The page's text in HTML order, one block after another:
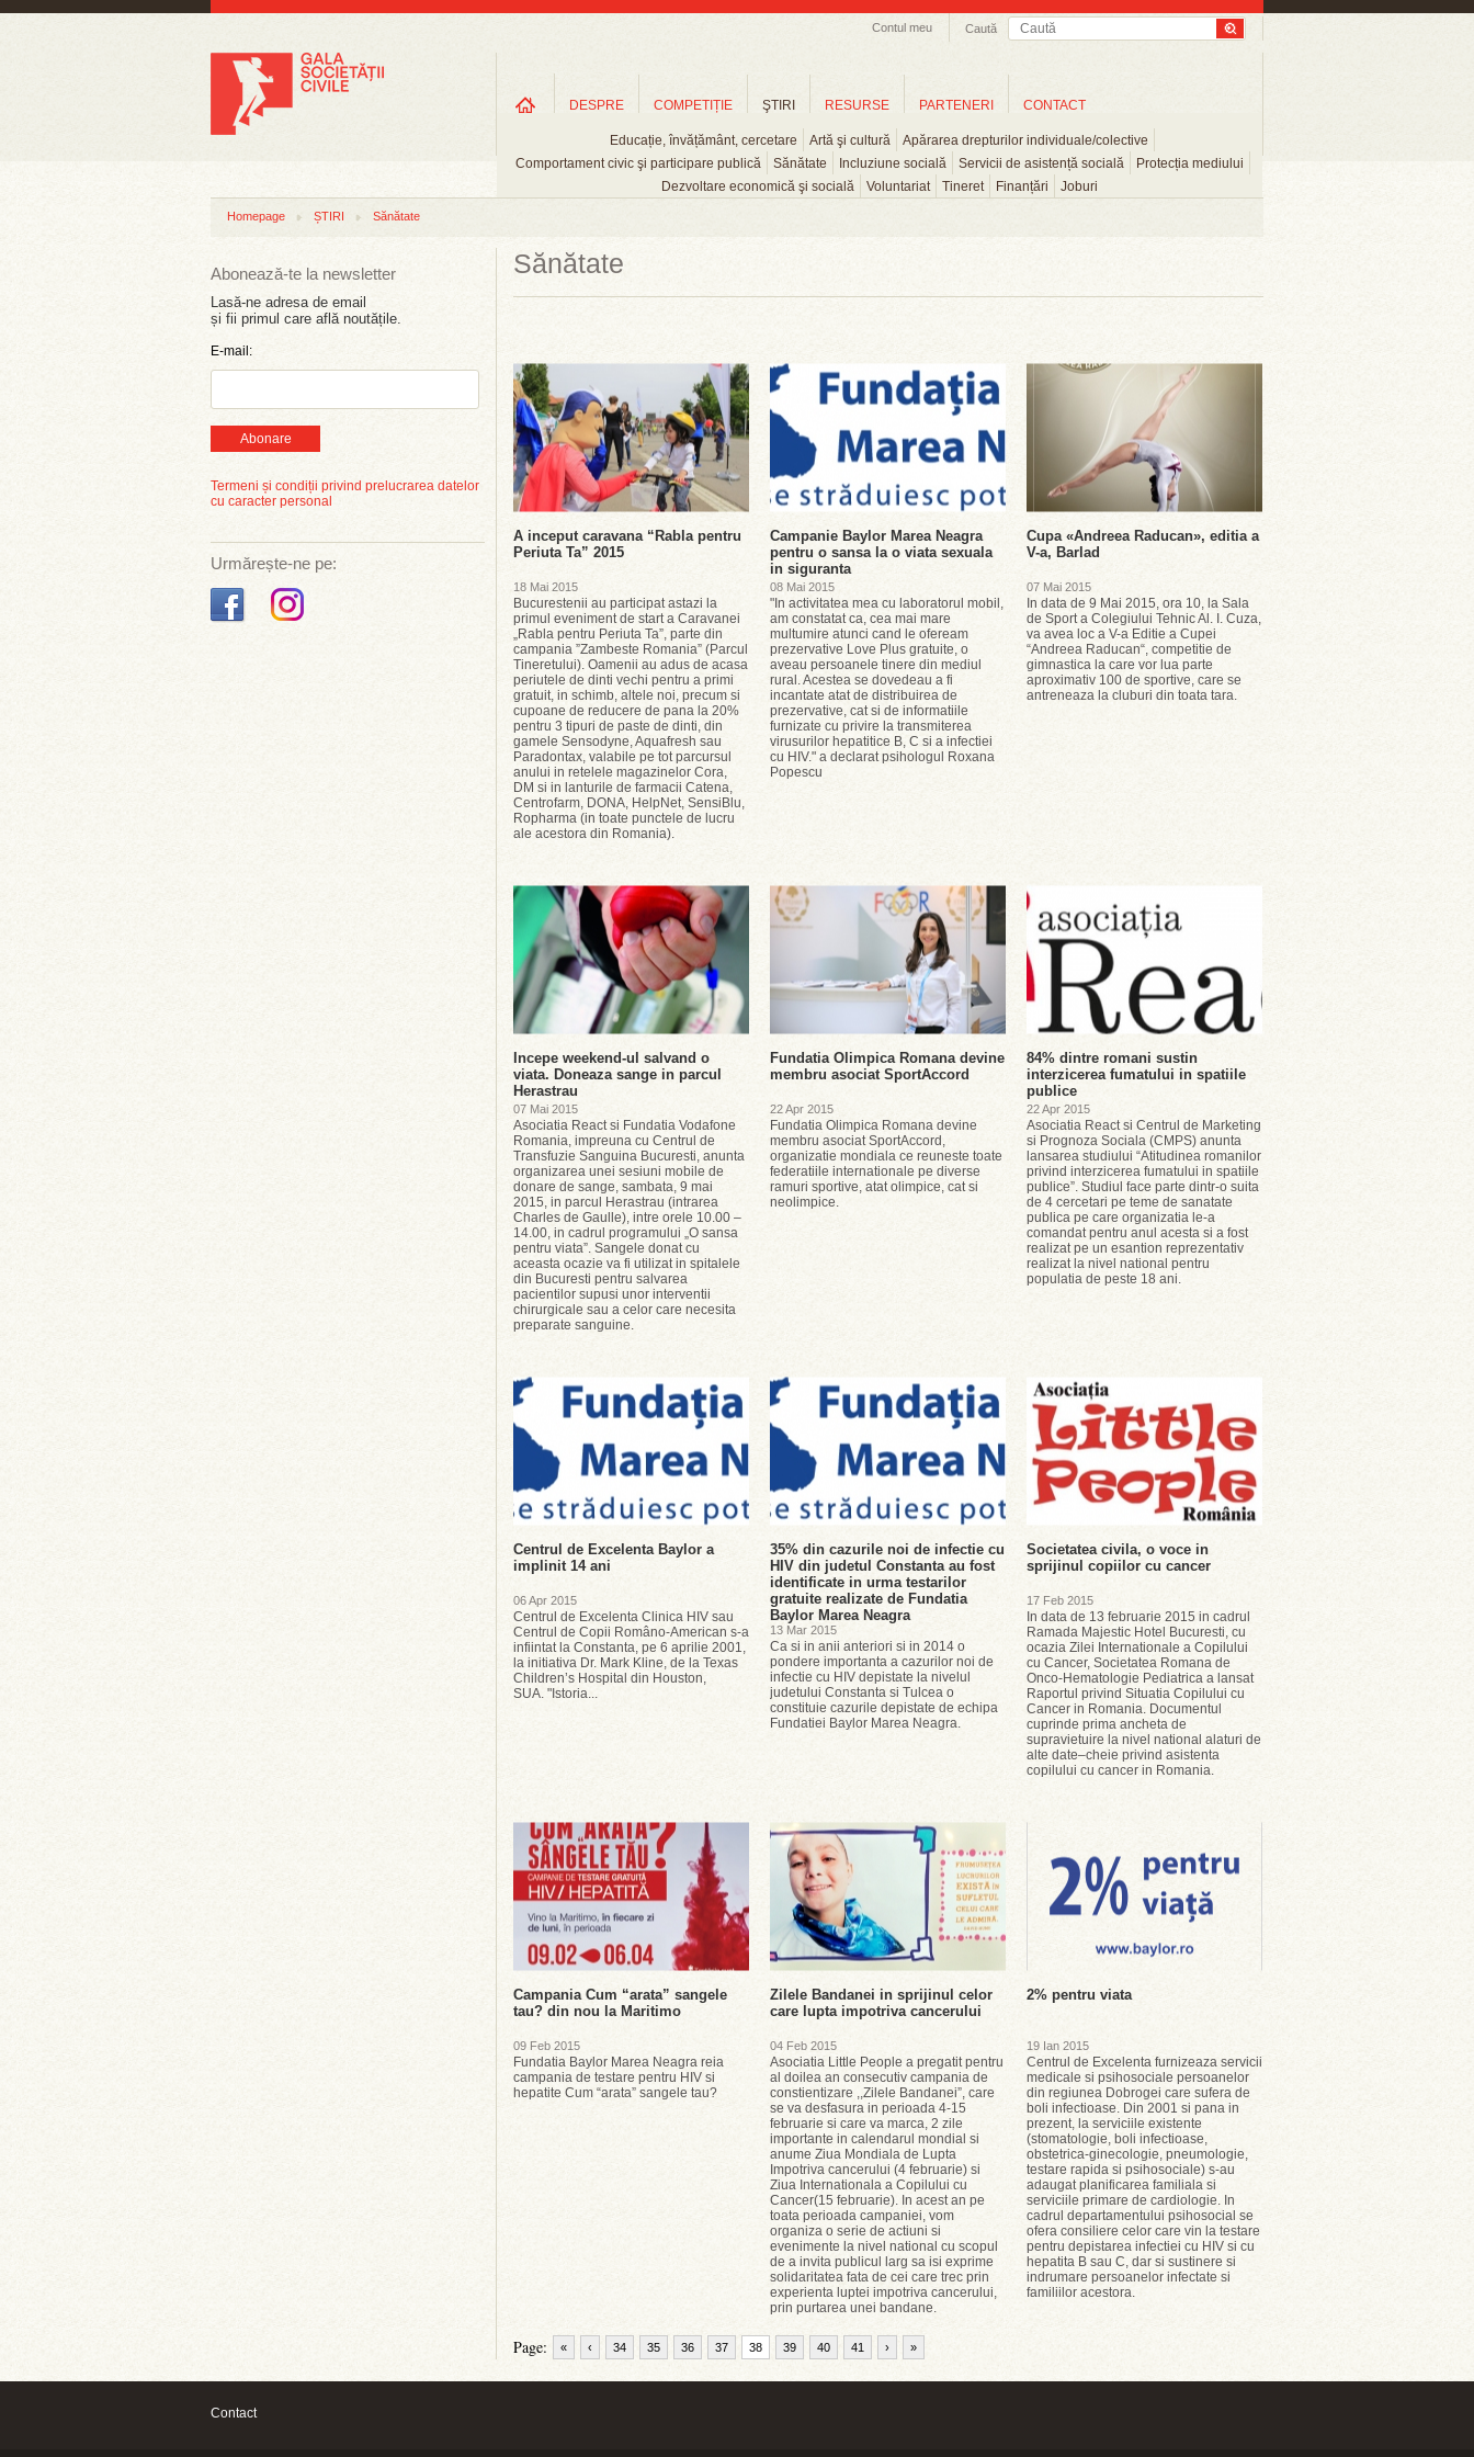
Caută
Contul meu
DESPRE COMPETIȚIE ŞTIRI
Educație, învățământ, cercetare Artă şi cultură
Apărarea drepturilor individuale/colective
Comportament civic şi participare publică
Sănătate Incluziune socială Servicii de asistență socială
Protecția mediului
Dezvoltare economică şi socială
Voluntariat Tineret Finanțări Joburi
RESURSE PARTENERI CONTACT
Homepage ȘTIRI Sănătate
Abonează-te la newsletter
Lasă-ne adresa de email
și fii primul care află noutățile.
E-mail:
Abonare
Termeni și condiții privind prelucrarea datelor
cu caracter personal
Urmărește-ne pe:
Sănătate
A inceput caravana “Rabla pentru
Periuta Ta” 2015
18 Mai 2015
Bucurestenii au participat astazi la
primul eveniment de start a Caravanei
„Rabla pentru Periuta Ta”, parte din
campania ”Zambeste Romania” (Parcul
Tineretului). Oamenii au adus de acasa
periutele de dinti vechi pentru a primi
gratuit, in schimb, altele noi, precum si
cupoane de reducere de pana la 20%
pentru 3 tipuri de paste de dinti, din
gamele Sensodyne, Aquafresh sau
Paradontax, valabile pe tot parcursul
anului in retelele magazinelor Cora,
DM si in lanturile de farmacii Catena,
Centrofarm, DONA, HelpNet, SensiBlu,
Ropharma (in toate punctele de lucru
ale acestora din Romania).
Campanie Baylor Marea Neagra
pentru o sansa la o viata sexuala
in siguranta
08 Mai 2015
"In activitatea mea cu laboratorul mobil,
am constatat ca, cea mai mare
multumire atunci cand le ofeream
prezervative Love Plus gratuite, o
aveau persoanele tinere din mediul
rural. Acestea se dovedeau a fi
incantate atat de distribuirea de
prezervative, cat si de informatiile
furnizate cu privire la transmiterea
virusurilor hepatitice B, C si a infectiei
cu HIV." a declarat psihologul Roxana
Popescu
Cupa «Andreea Raducan», editia a
V-a, Barlad
07 Mai 2015
In data de 9 Mai 2015, ora 10, la Sala
de Sport a Colegiului Tehnic Al. I. Cuza,
va avea loc a V-a Editie a Cupei
“Andreea Raducan“, competitie de
gimnastica la care vor lua parte
aproximativ 100 de sportive, care se
antreneaza la cluburi din toata tara.
Incepe weekend-ul salvand o
viata. Doneaza sange in parcul
Herastrau
07 Mai 2015
Asociatia React si Fundatia Vodafone
Romania, impreuna cu Centrul de
Transfuzie Sanguina Bucuresti, anunta
organizarea unei sesiuni mobile de
donare de sange, sambata, 9 mai
2015, in parcul Herastrau (intrarea
Charles de Gaulle), intre orele 10.00 –
14.00, in cadrul programului „O sansa
pentru viata”. Sangele donat cu
aceasta ocazie va fi utilizat in spitalele
din Bucuresti pentru salvarea
pacientilor supusi unor interventii
chirurgicale sau a celor care necesita
preparate sanguine.
Fundatia Olimpica Romana devine
membru asociat SportAccord
22 Apr 2015
Fundatia Olimpica Romana devine
membru asociat SportAccord,
organizatie mondiala ce reuneste toate
federatiile internationale pe diverse
ramuri sportive, atat olimpice, cat si
neolimpice.
84% dintre romani sustin
interzicerea fumatului in spatiile
publice
22 Apr 2015
Asociatia React si Centrul de Marketing
si Prognoza Sociala (CMPS) anunta
lansarea studiului “Atitudinea romanilor
privind interzicerea fumatului in spatiile
publice”. Studiul face parte dintr-o suita
de 4 cercetari pe teme de sanatate
publica pe care organizatia le-a
comandat pentru anul acesta si a fost
realizat pe un esantion reprezentativ
realizat la nivel national pentru
populatia de peste 18 ani.
Centrul de Excelenta Baylor a
implinit 14 ani
06 Apr 2015
Centrul de Excelenta Clinica HIV sau
Centrul de Copii Româno-American s-a
infiintat la Constanta, pe 6 aprilie 2001,
la initiativa Dr. Mark Kline, de la Texas
Children’s Hospital din Houston,
SUA. "Istoria...
35% din cazurile noi de infectie cu
HIV din judetul Constanta au fost
identificate in urma testarilor
gratuite realizate de Fundatia
Baylor Marea Neagra
13 Mar 2015
Ca si in anii anteriori si in 2014 o
pondere importanta a cazurilor noi de
infectie cu HIV depistate la nivelul
judetului Constanta si Tulcea o
constituie cazurile depistate de echipa
Fundatiei Baylor Marea Neagra.
Societatea civila, o voce in
sprijinul copiilor cu cancer
17 Feb 2015
In data de 13 februarie 2015 in cadrul
Ramada Majestic Hotel Bucuresti, cu
ocazia Zilei Internationale a Copilului
cu Cancer, Societatea Romana de
Onco-Hematologie Pediatrica a lansat
Raportul privind Situatia Copilului cu
Cancer in Romania. Documentul
cuprinde prima ancheta de
supravietuire la nivel national alaturi de
alte date–cheie privind asistenta
copilului cu cancer in Romania.
Campania Cum “arata” sangele
tau? din nou la Maritimo
09 Feb 2015
Fundatia Baylor Marea Neagra reia
campania de testare pentru HIV si
hepatite Cum “arata” sangele tau?
Zilele Bandanei in sprijinul celor
care lupta impotriva cancerului
04 Feb 2015
Asociatia Little People a pregatit pentru
al doilea an consecutiv campania de
constientizare ,,Zilele Bandanei”, care
se va desfasura in perioada 4-15
februarie si care va marca, 2 zile
importante in calendarul mondial si
anume Ziua Mondiala de Lupta
Impotriva cancerului (4 februarie) si
Ziua Internationala a Copilului cu
Cancer(15 februarie). In acest an pe
toata perioada campaniei, vom
organiza o serie de actiuni si
evenimente la nivel national cu scopul
de a invita publicul larg sa isi exprime
solidaritatea fata de cei care trec prin
experienta luptei impotriva cancerului,
prin purtarea unei bandane.
2% pentru viata
19 Ian 2015
Centrul de Excelenta furnizeaza servicii
medicale si psihosociale persoanelor
din regiunea Dobrogei care sufera de
boli infectioase. Din 2001 si pana in
prezent, la serviciile existente
(stomatologie, boli infectioase,
obstetrica-ginecologie, pneumologie,
testare rapida si psihosociale) s-au
adaugat planificarea familiala si
serviciile primare de cardiologie. In
cadrul departamentului psihosocial se
ofera consiliere celor care vin la testare
pentru depistarea infectiei cu HIV si cu
hepatita B sau C, dar si sustinere si
indrumare persoanelor infectate si
familiilor acestora.
Page: « ‹ 34 35 36 37 38 39 40 41 › »
Contact